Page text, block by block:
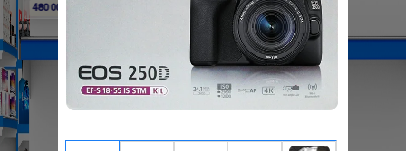
480 000